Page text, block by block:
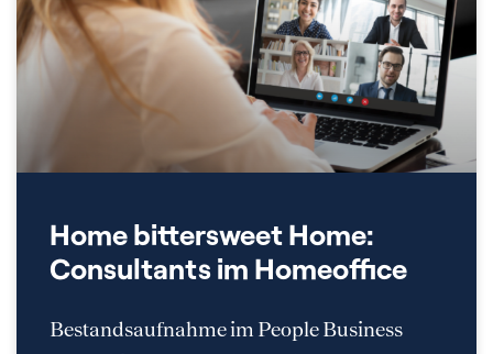
Home bittersweet Home:
Consultants im Homeoffice
Bestandsaufnahme im People Business